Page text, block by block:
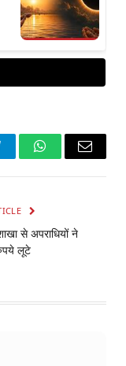
WhatsApp
Email
से अपराधियों ने
लूटे